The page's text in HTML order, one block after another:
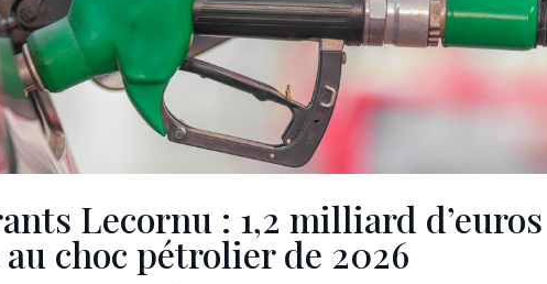
Lecornu : 1,2 milliard d’euros
au choc pétrolier de 2026